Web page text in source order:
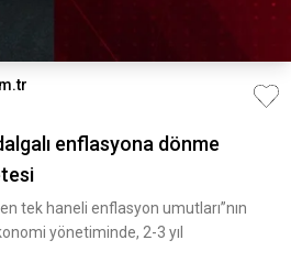
enflasyona dönme
tek haneli enflasyon umutları”nın
yönetiminde, 2-3 yıl